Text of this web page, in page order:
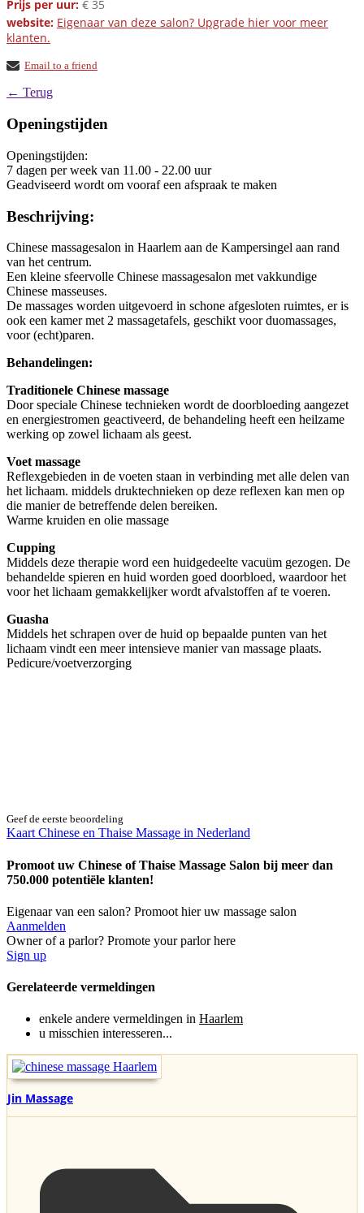
Prijs per uur: € 35
website: Eigenaar van deze salon? Upgrade hier voor meer
klanten.
Email to a friend
← Terug
Openingstijden
Openingstijden:
7 dagen per week van 11.00 - 22.00 uur
Geadviseerd wordt om vooraf een afspraak te maken
Beschrijving:
Chinese massagesalon in Haarlem aan de Kampersingel aan rand
van het centrum.
Een kleine sfeervolle Chinese massagesalon met vakkundige
Chinese masseuses.
De massages worden uitgevoerd in schone afgesloten ruimtes, er is
ook een kamer met 2 massagetafels, geschikt voor duomassages,
voor (echt)paren.
Behandelingen:
Traditionele Chinese massage
Door speciale Chinese technieken wordt de doorbloeding aangezet
en energiestromen geactiveerd, de behandeling heeft een heilzame
werking op zowel lichaam als geest.
Voet massage
Reflexgebieden in de voeten staan in verbinding met alle delen van
het lichaam. middels druktechnieken op deze reflexen kan men op
die manier de betreffende delen bereiken.
Warme kruiden en olie massage
Cupping
Middels deze therapie word een huidgedeelte vacuüm gezogen. De
behandelde spieren en huid worden goed doorbloed, waardoor het
voor het lichaam gemakkelijker wordt afvalstoffen af te voeren.
Guasha
Middels het schrapen over de huid op bepaalde punten van het
lichaam vindt een meer intensieve manier van massage plaats.
Pedicure/voetverzorging
Geef de eerste beoordeling
Kaart Chinese en Thaise Massage in Nederland
Promoot uw Chinese of Thaise Massage Salon bij meer dan
750.000 potentiële klanten!
Eigenaar van een salon? Promoot hier uw massage salon
Aanmelden
Owner of a parlor? Promote your parlor here
Sign up
Gerelateerde vermeldingen
enkele andere vermeldingen in Haarlem
u misschien interesseren...
Jin Massage